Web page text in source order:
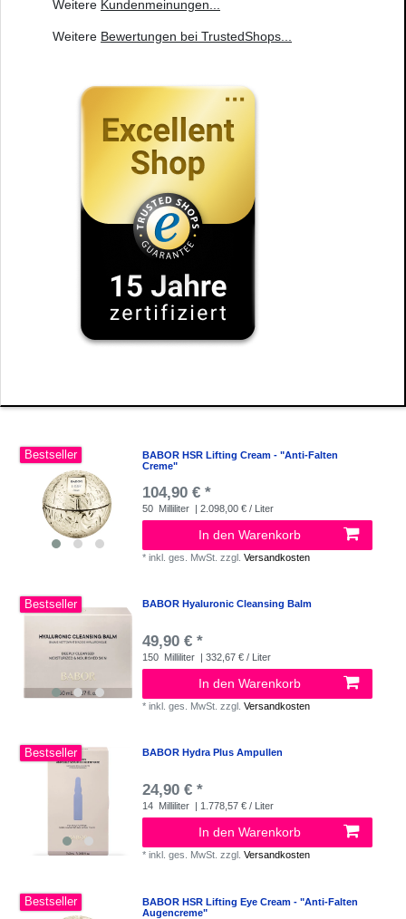
Weitere Kundenmeinungen...
Weitere Bewertungen bei TrustedShops...
Bestseller
BABOR HSR Lifting Cream - "Anti-Falten
Creme"
104,90 € *
50 Milliliter | 2.098,00 € / Liter
In den Warenkorb
*inkl. ges. MwSt. zzgl.Versandkosten
Bestseller BABOR Hyaluronic Cleansing Balm
49,90 € *
150 Milliliter | 332,67 € / Liter
In den Warenkorb
*inkl. ges. MwSt. zzgl.Versandkosten
Bestseller BABOR Hydra Plus Ampullen
24,90 € *
14 Milliliter | 1.778,57 € / Liter
In den Warenkorb
*inkl. ges. MwSt. zzgl.Versandkosten
Bestseller
BABOR HSR Lifting Eye Cream - "Anti-Falten
Augencreme"